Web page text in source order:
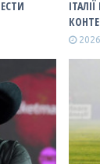
КОНТЕ